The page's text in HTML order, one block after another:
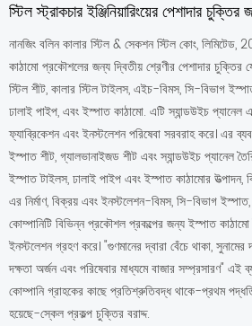
স্টিল স্ট্রাকচার ইঞ্জিনিয়ারিংয়ের পেশাদার
নানজিং বলিন কালার স্টিল & সেকশন স্টিল কোং, লিমিটেড,
কাঠামো প্রকৌশলের জন্য দ্বিতীয় শ্রেণীর পেশাদার চুক্তির
স্টিল শীট, কালার স্টিল টাইলস, এইচ-বিমস, সি-বিভাগ
ঢালাই পাইপ, এবং ইস্পাত কাঠামো. এটি স্যান্ডউইচ
ফ্যাব্রিকেশন এবং ইনস্টলেশন পরিষেবা সরবরাহ করে। এর
ইস্পাত শীট, গ্যালভানাইজড শীট এবং স্যান্ডউইচ প্যানেল
ইস্পাত টাইলস, ঢালাই পাইপ এবং ইস্পাত কাঠামোর
এর নির্মাণ, বিক্রয় এবং ইনস্টলেশন-বিমস, সি-বিভাগ
কোম্পানিটি বিভিন্ন প্রকৌশল প্রকল্পের জন্য ইস্পাত কাঠামো
ইনস্টলেশন গ্রহণ করে। "গুণমানের দ্বারা বেঁচে থাকা, সুনামের
দক্ষতা অর্জন এবং পরিষেবার মাধ্যমে বাজার সম্প্রসারণ" এই
কোম্পানি গ্রাহকের কাছে প্রতিশ্রুতিবদ্ধ থাকে-প্রথম
হয়েছে-স্কেল প্রকল্প চুক্তির বরাদ্দ.